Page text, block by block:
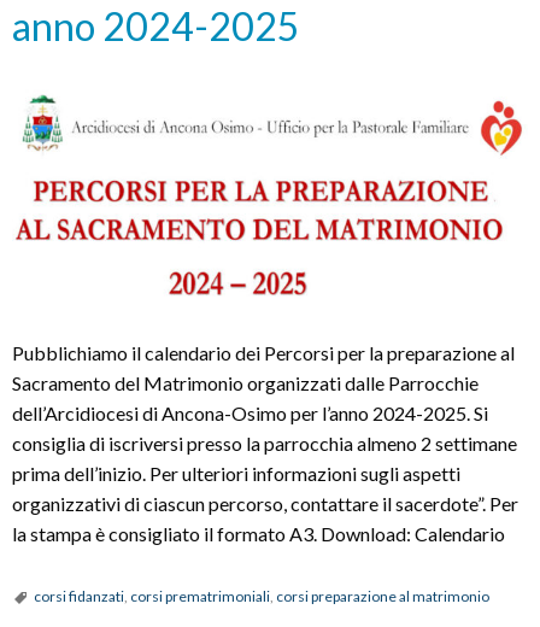
anno 2024-2025
Pubblichiamo il calendario dei Percorsi per la preparazione al
Sacramento del Matrimonio organizzati dalle Parrocchie
dell’Arcidiocesi di Ancona-Osimo per l’anno 2024-2025. Si
consiglia di iscriversi presso la parrocchia almeno 2 settimane
prima dell’inizio. Per ulteriori informazioni sugli aspetti
organizzativi di ciascun percorso, contattare il sacerdote”. Per
la stampa è consigliato il formato A3. Download: Calendario
corsi fidanzati, corsi prematrimoniali, corsi preparazione al matrimonio